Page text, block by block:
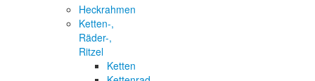
Heckrahmen
Ketten-,
Räder-,
Ritzel
Ketten